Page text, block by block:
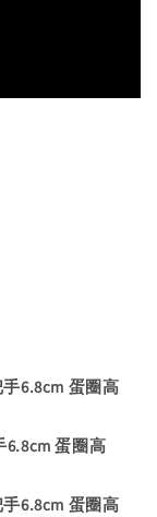
6.8cm 蛋圈高
6.8cm 蛋圈高
6.8cm 蛋圈高